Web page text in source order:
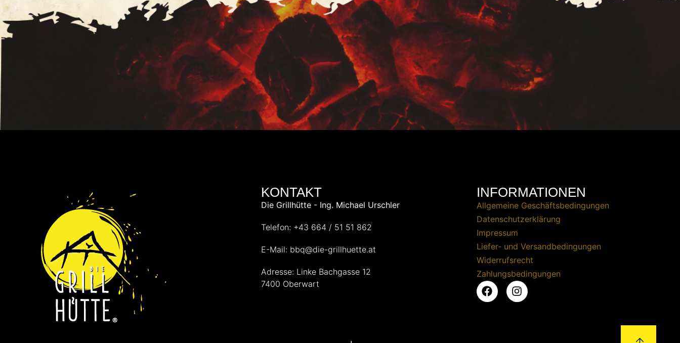
KONTAKT
Die Grillhütte - Ing. Michael Urschler
Telefon: +43 664 / 51 51 862
E-Mail: bbq@die-grillhuette.at
Adresse: Linke Bachgasse 12
7400 Oberwart
INFORMATIONEN
Allgemeine Geschäftsbedingungen
Datenschutzerklärung
Impressum
Liefer- und Versandbedingungen
Widerrufsrecht
Zahlungsbedingungen